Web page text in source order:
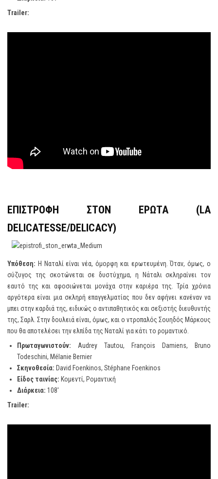
Trailer:
ΕΠΙΣΤΡΟΦΗ ΣΤΟΝ ΕΡΩΤΑ (LA
DELICATESSE/DELICACY)
Υπόθεση: Η Ναταλί είναι νέα, όμορφη και ερωτευμένη. Όταν, όμως, ο
σύζυγος της σκοτώνεται σε δυστύχημα, η Νάταλι σκληραίνει τον
εαυτό της και αφοσιώνεται μονάχα στην καριέρα της. Τρία χρόνια
αργότερα είναι μια σκληρή επαγγελματίας που δεν αφήνει κανέναν να
μπει στην καρδιά της, ειδικώς ο αντιπαθητικός και σεξιστής διευθυντής
της, Σαρλ. Στην δουλειά είναι, όμως, και ο ντροπαλός Σουηδός Μάρκους
που θα αποτελέσει την ελπίδα της Ναταλί για κάτι το ρομαντικό.
Πρωταγωνιστούν: Audrey Tautou, François Damiens, Bruno
Todeschini, Mélanie Bernier
Σκηνοθεσία: David Foenkinos, Stéphane Foenkinos
Είδος ταινίας: Κομεντί, Ρομαντική
Διάρκεια: 108′
Trailer: